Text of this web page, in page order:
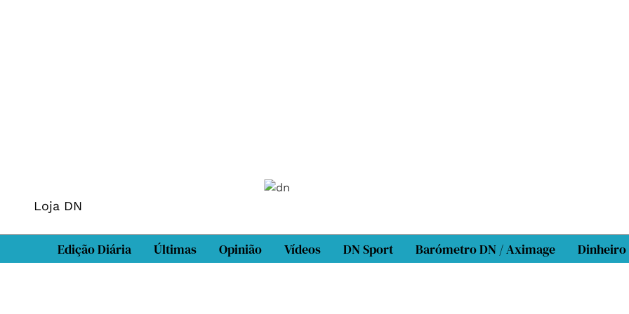
Loja DN
Edição Diária Últimas Opinião Vídeos DN Sport Barómetro DN / Aximage Dinheiro